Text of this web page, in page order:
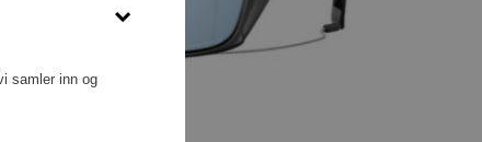
samler inn og